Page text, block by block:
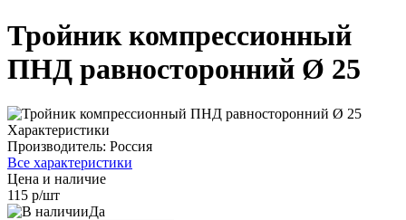
Тройник компрессионный
ПНД равносторонний Ø 25
Характеристики
Производитель: Россия
Все характеристики
Цена и наличие
115 р/шт
Да